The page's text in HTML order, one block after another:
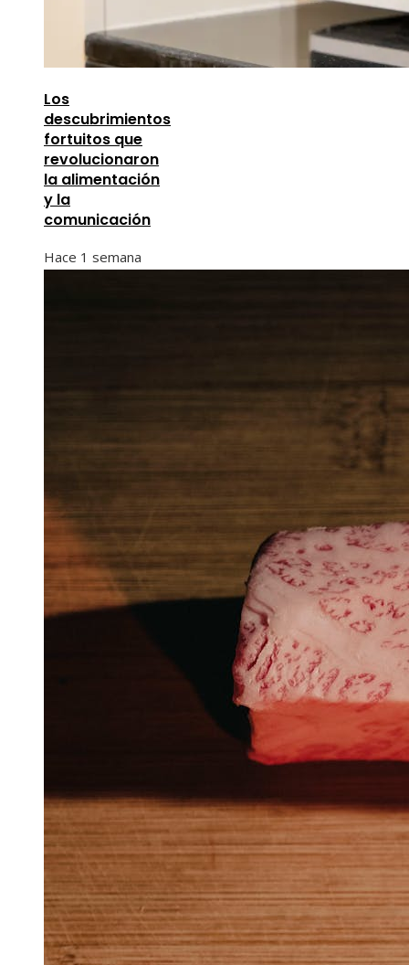
Los
descubrimientos
fortuitos que
revolucionaron
la alimentación
y la
comunicación
Hace 1 semana